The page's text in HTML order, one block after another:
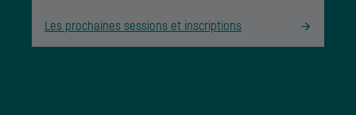
Les prochaines sessions et inscriptions